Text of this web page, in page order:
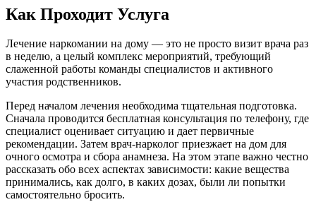
Как Проходит Услуга
Лечение наркомании на дому — это не просто визит врача раз
в неделю, а целый комплекс мероприятий, требующий
слаженной работы команды специалистов и активного
участия родственников.
Перед началом лечения необходима тщательная подготовка.
Сначала проводится бесплатная консультация по телефону, где
специалист оценивает ситуацию и дает первичные
рекомендации. Затем врач-нарколог приезжает на дом для
очного осмотра и сбора анамнеза. На этом этапе важно честно
рассказать обо всех аспектах зависимости: какие вещества
принимались, как долго, в каких дозах, были ли попытки
самостоятельно бросить.